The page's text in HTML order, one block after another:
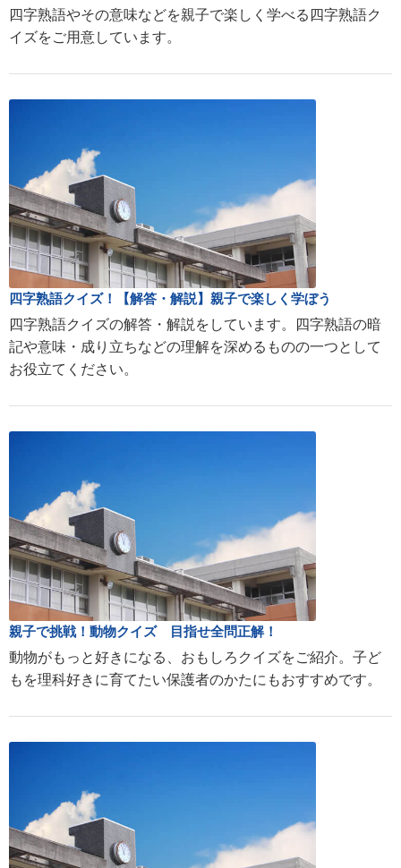
四字熟語やその意味などを親子で楽しく学べる四字熟語ク
イズをご用意しています。
四字熟語クイズ！【解答・解説】親子で楽しく学ぼう
四字熟語クイズの解答・解説をしています。四字熟語の暗
記や意味・成り立ちなどの理解を深めるものの一つとして
お役立てください。
親子で挑戦！動物クイズ 目指せ全問正解！
動物がもっと好きになる、おもしろクイズをご紹介。子ど
もを理科好きに育てたい保護者のかたにもおすすめです。